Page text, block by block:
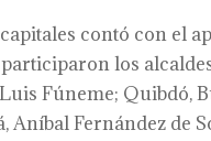
contó con el
los
Fúneme; Quibdó,
Aníbal Fernández de